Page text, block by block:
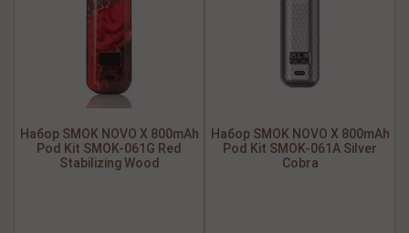
Набор SMOK NOVO X 800mAh
Pod Kit SMOK-061G Red
Stabilizing Wood
Набор SMOK NOVO X 800mAh
Pod Kit SMOK-061A Silver
Cobra